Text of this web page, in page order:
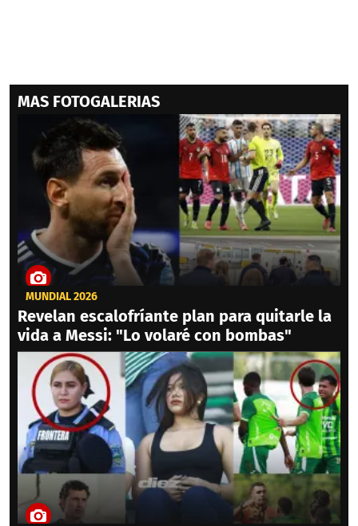
MAS FOTOGALERIAS
MUNDIAL 2026
Revelan escalofríante plan para quitarle la
vida a Messi: "Lo volaré con bombas"